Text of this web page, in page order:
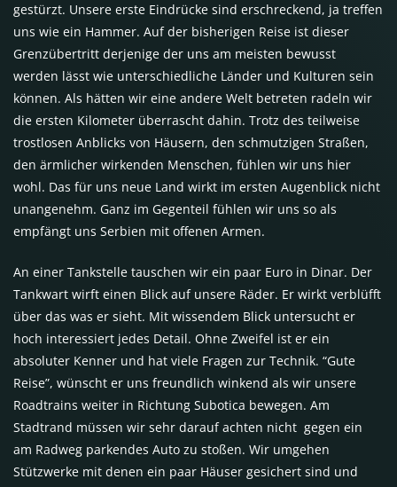
gestürzt. Unsere erste Eindrücke sind erschreckend, ja treffen
uns wie ein Hammer. Auf der bisherigen Reise ist dieser
Grenzübertritt derjenige der uns am meisten bewusst
werden lässt wie unterschiedliche Länder und Kulturen sein
können. Als hätten wir eine andere Welt betreten radeln wir
die ersten Kilometer überrascht dahin. Trotz des teilweise
trostlosen Anblicks von Häusern, den schmutzigen Straßen,
den ärmlicher wirkenden Menschen, fühlen wir uns hier
wohl. Das für uns neue Land wirkt im ersten Augenblick nicht
unangenehm. Ganz im Gegenteil fühlen wir uns so als
empfängt uns Serbien mit offenen Armen.
An einer Tankstelle tauschen wir ein paar Euro in Dinar. Der
Tankwart wirft einen Blick auf unsere Räder. Er wirkt verblüfft
über das was er sieht. Mit wissendem Blick untersucht er
hoch interessiert jedes Detail. Ohne Zweifel ist er ein
absoluter Kenner und hat viele Fragen zur Technik. “Gute
Reise”, wünscht er uns freundlich winkend als wir unsere
Roadtrains weiter in Richtung Subotica bewegen. Am
Stadtrand müssen wir sehr darauf achten nicht gegen ein
am Radweg parkendes Auto zu stoßen. Wir umgehen
Stützwerke mit denen ein paar Häuser gesichert sind und